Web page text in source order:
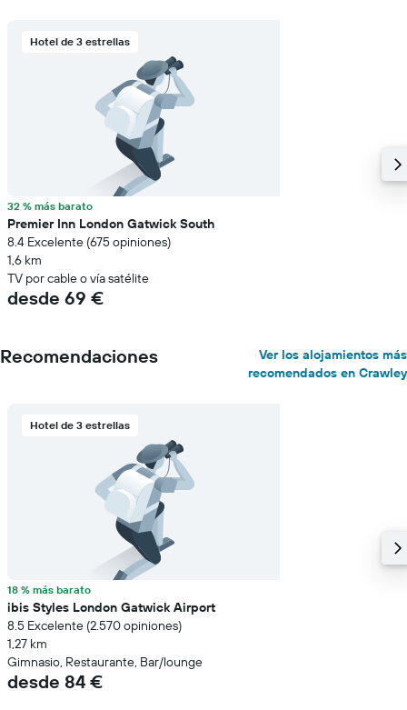
Hotel de 3 estrellas
32 % más barato
Premier Inn London Gatwick South
8.4 Excelente (675 opiniones)
1,6 km
TV por cable o vía satélite
desde 69 €
Recomendaciones
Ver los alojamientos más
recomendados en Crawley
Hotel de 3 estrellas
18 % más barato
ibis Styles London Gatwick Airport
8.5 Excelente (2.570 opiniones)
1,27 km
Gimnasio, Restaurante, Bar/lounge
desde 84 €